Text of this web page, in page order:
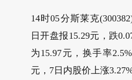
14时05分斯莱克
日开盘报15.29元，跌
为15.97元，换手率
元，7日内股价上涨3.27%